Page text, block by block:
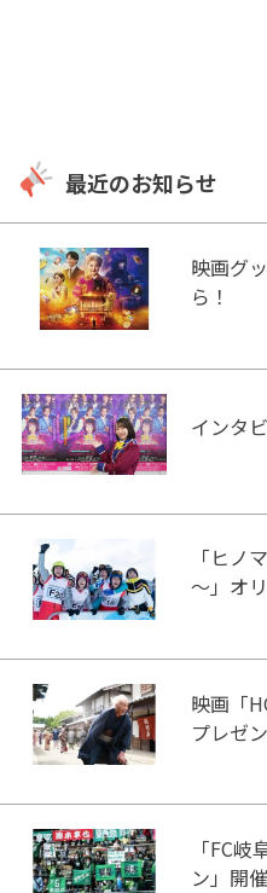
最近のお知らせ
映画グ
ら！
インタ
「ヒノ
～」オ
映画「
プレゼ
「FC
ン」開